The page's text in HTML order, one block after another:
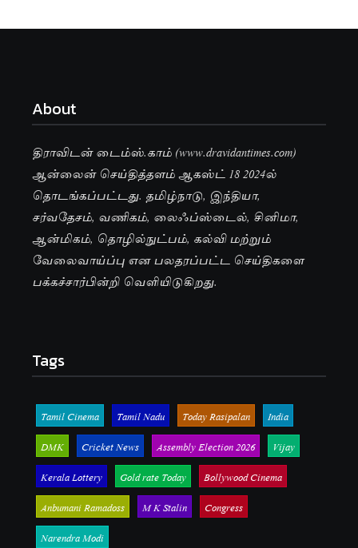
About
திராவிடன் டைம்ஸ்.காம் (www.dravidantimes.com)
ஆன்லைன் செய்தித்தளம் ஆகஸ்ட் 18 2024ல்
தொடங்கப்பட்டது. தமிழ்நாடு, இந்தியா,
சர்வதேசம், வணிகம், லைஃப்ஸ்டைல், சினிமா,
ஆன்மிகம், தொழில்நுட்பம், கல்வி மற்றும்
வேலைவாய்ப்பு என பலதரப்பட்ட செய்திகளை
பக்கச்சார்பின்றி வெளியிடுகிறது.
Tags
Tamil Cinema Tamil Nadu Today Rasipalan
India
DMK
Cricket News Assembly Election 2026
Vijay
Kerala Lottery
Gold rate Today
Bollywood Cinema
Anbumani Ramadoss
M K Stalin
Congress
Narendra Modi